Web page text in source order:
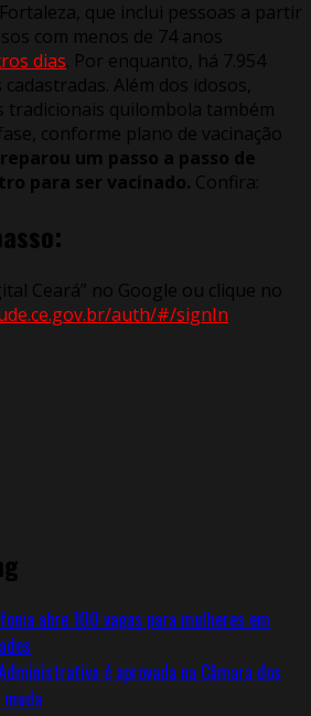
que inclui pessoas a partir
com menos de 74 anos
dias. Por enquanto, há 7.954
Além dos idosos,
tradicionais quilombola também
conforme plano de vacinação
um passo a passo de
para ser vacinado. Confira:
Ceará” no Google ou clique no
auth/#/signIn
abre 100 vagas para mulheres em
é aprovada na Câmara dos